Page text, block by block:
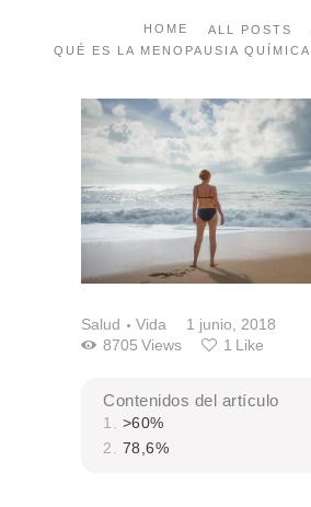
HOME ALL POSTS
QUÉ ES LA MENOPAUSIA
Salud Vida
1 junio, 2018
8705 Views 1 Like
Contenidos del artículo
>60%
78,6%